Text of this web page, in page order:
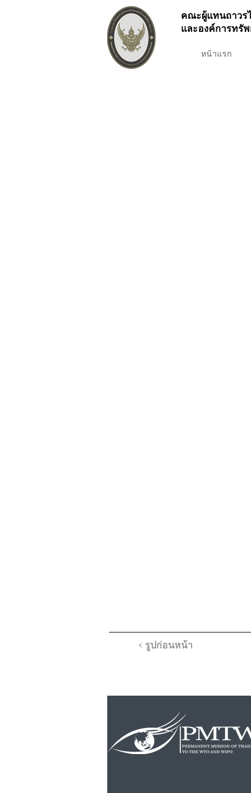
คณะผู้แทนถาวร
และองค์การทรั
หน้าแรก
< รูปก่อนหน้า